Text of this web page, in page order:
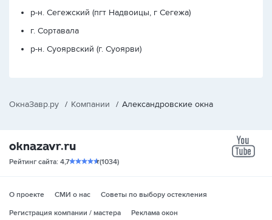
р-н. Сегежский (пгт Надвоицы, г Сегежа)
г. Сортавала
р-н. Суоярвский (г. Суоярви)
ОкнаЗавр.ру / Компании / Александровские окна
Рейтинг сайта: 4,7 (1034)
О проекте СМИ о нас
Советы по выбору остекления
Регистрация компании / мастера
Реклама окон